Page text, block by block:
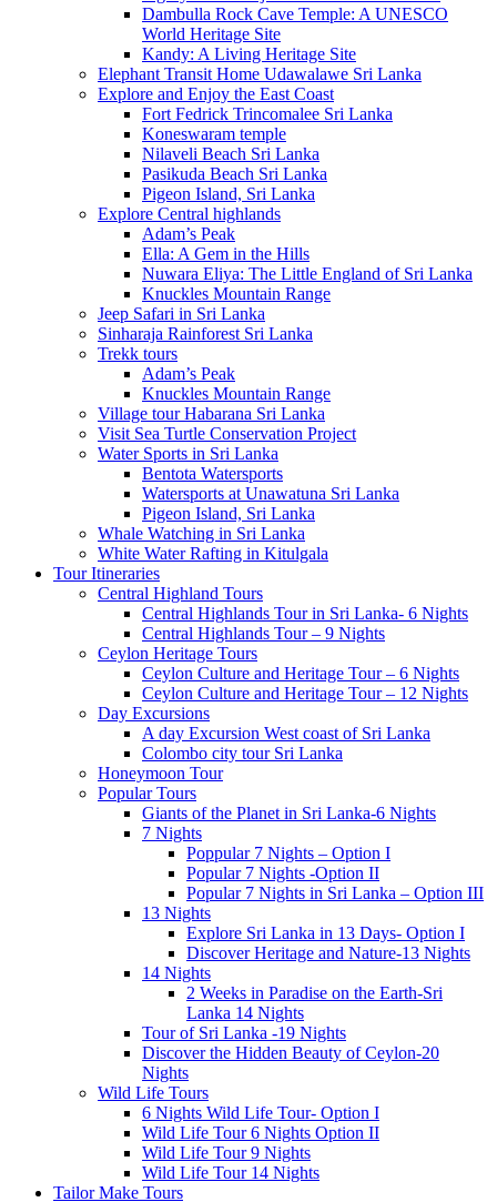
Dambulla Rock Cave Temple: A UNESCO
World Heritage Site
Kandy: A Living Heritage Site
Elephant Transit Home Udawalawe Sri Lanka
Explore and Enjoy the East Coast
Fort Fedrick Trincomalee Sri Lanka
Koneswaram temple
Nilaveli Beach Sri Lanka
Pasikuda Beach Sri Lanka
Pigeon Island, Sri Lanka
Explore Central highlands
Adam’s Peak
Ella: A Gem in the Hills
Nuwara Eliya: The Little England of Sri Lanka
Knuckles Mountain Range
Jeep Safari in Sri Lanka
Sinharaja Rainforest Sri Lanka
Trekk tours
Adam’s Peak
Knuckles Mountain Range
Village tour Habarana Sri Lanka
Visit Sea Turtle Conservation Project
Water Sports in Sri Lanka
Bentota Watersports
Watersports at Unawatuna Sri Lanka
Pigeon Island, Sri Lanka
Whale Watching in Sri Lanka
White Water Rafting in Kitulgala
Tour Itineraries
Central Highland Tours
Central Highlands Tour in Sri Lanka- 6 Nights
Central Highlands Tour – 9 Nights
Ceylon Heritage Tours
Ceylon Culture and Heritage Tour – 6 Nights
Ceylon Culture and Heritage Tour – 12 Nights
Day Excursions
A day Excursion West coast of Sri Lanka
Colombo city tour Sri Lanka
Honeymoon Tour
Popular Tours
Giants of the Planet in Sri Lanka-6 Nights
7 Nights
Poppular 7 Nights – Option I
Popular 7 Nights -Option II
Popular 7 Nights in Sri Lanka – Option III
13 Nights
Explore Sri Lanka in 13 Days- Option I
Discover Heritage and Nature-13 Nights
14 Nights
2 Weeks in Paradise on the Earth-Sri
Lanka 14 Nights
Tour of Sri Lanka -19 Nights
Discover the Hidden Beauty of Ceylon-20
Nights
Wild Life Tours
6 Nights Wild Life Tour- Option I
Wild Life Tour 6 Nights Option II
Wild Life Tour 9 Nights
Wild Life Tour 14 Nights
Tailor Make Tours